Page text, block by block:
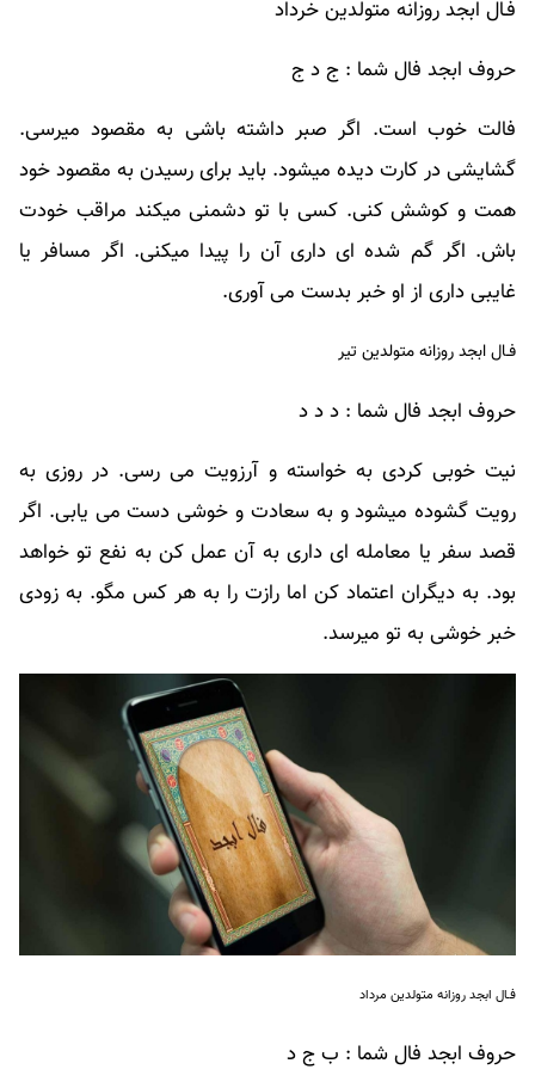
فـال ابجد روزانه متولدین خرداد
حروف ابجد فال شما : ج د ج
فالت خوب است. اگر صبر داشته باشی به مقصود میرسی.
گشایشی در کارت دیده میشود. باید برای رسیدن به مقصود خود
همت و کوشش کنی. کسی با تو دشمنی میکند مراقب خودت
باش. اگر گم شده ای داری آن را پیدا میکنی. اگر مسافر یا
غایبی داری از او خبر بدست می آوری.
فـال ابجد روزانه متولدین تیر
حروف ابجد فال شما : د د د
نیت خوبی کردی به خواسته و آرزویت می رسی. در روزی به
رویت گشوده میشود و به سعادت و خوشی دست می یابی. اگر
قصد سفر یا معامله ای داری به آن عمل کن به نفع تو خواهد
بود. به دیگران اعتماد کن اما رازت را به هر کس مگو. به زودی
خبر خوشی به تو میرسد.
فـال ابجد روزانه متولدین مرداد
حروف ابجد فال شما : ب ج د